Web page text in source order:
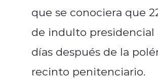
que se conociera que
de indulto presidencial
días después de la
recinto penitenciario.